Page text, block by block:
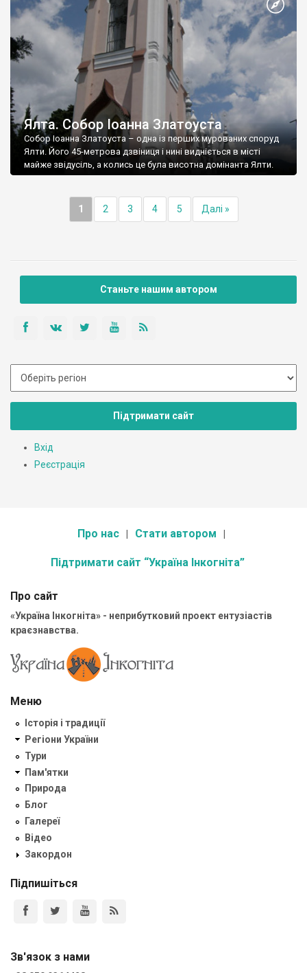
Ялта. Собор Іоанна Златоуста
Собор Іоанна Златоуста – одна із перших мурованих споруд
Ялти. Його 45-метрова дзвіниця і нині видніється в місті
майже звідусіль, а колись це була висотна домінанта Ялти.
1 2 3 4 5 Далі »
Станьте нашим автором
Підтримати сайт
Вхід
Реєстрація
Про нас Стати автором
Підтримати сайт “Україна Інкогніта”
Про сайт
«Україна Інкогніта» - неприбутковий проект ентузіастів
краєзнавства.
Меню
Історія і традиції
Регіони України
Тури
Пам'ятки
Природа
Блог
Галереї
Відео
Закордон
Підпишіться
Зв'язок з нами